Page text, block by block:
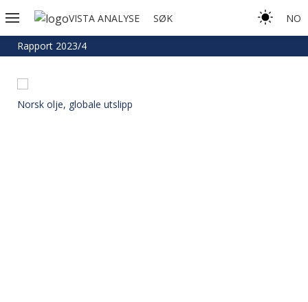
VISTA ANALYSE SØK NO
Rapport 2023/4
Norsk olje, globale utslipp